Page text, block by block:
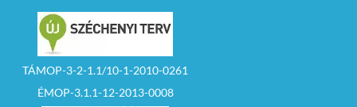
TÁMOP-3-2-1.1/10-1-2010-0261
ÉMOP-3.1.1-12-2013-0008